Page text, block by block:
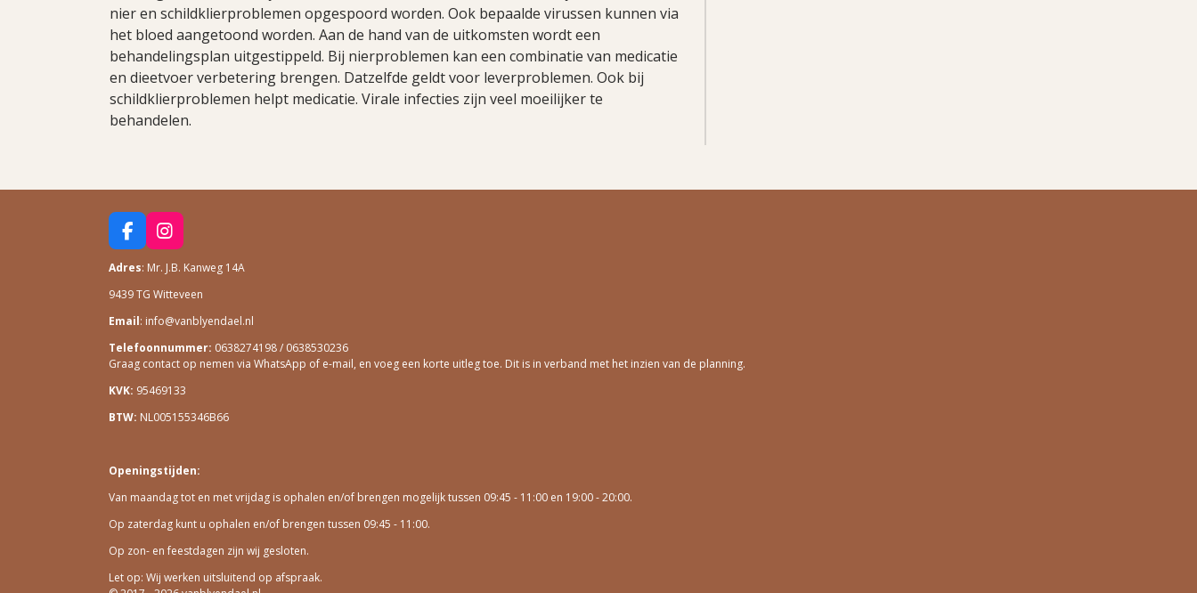
nier en schildklierproblemen opgespoord worden. Ook bepaalde virussen kunnen via
het bloed aangetoond worden. Aan de hand van de uitkomsten wordt een
behandelingsplan uitgestippeld. Bij nierproblemen kan een combinatie van medicatie
en dieetvoer verbetering brengen. Datzelfde geldt voor leverproblemen. Ook bij
schildklierproblemen helpt medicatie. Virale infecties zijn veel moeilijker te
behandelen.
F
A
C
E
B
O
O
K
I
N
S
T
A
G
A
M
Adres: Mr. J.B. Kanweg 14A
9439 TG Witteveen
Email: info@vanblyendael.nl
Telefoonnummer: 0638274198 / 0638530236
Graag contact op nemen via WhatsApp of e-mail, en voeg een korte uitleg toe. Dit is in verband met het inzien van de planning.
KVK: 95469133
BTW: NL005155346B66
Openingstijden:
Van maandag tot en met vrijdag is ophalen en/of brengen mogelijk tussen 09:45 - 11:00 en 19:00 - 20:00.
Op zaterdag kunt u ophalen en/of brengen tussen 09:45 - 11:00.
Op zon- en feestdagen zijn wij gesloten.
Let op: Wij werken uitsluitend op afspraak.